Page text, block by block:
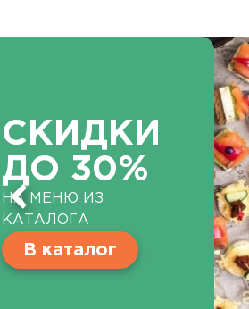
СКИДКИ
ДО 30%
НА МЕНЮ ИЗ
КАТАЛОГА
В каталог